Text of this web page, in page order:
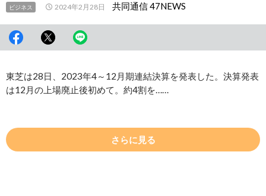
ビジネス 2024年2月28日 共同通信 47NEWS
東芝は28日、2023年4～12月期連結決算を発表した。決算発表
は12月の上場廃止後初めて。約4割を……
さらに見る